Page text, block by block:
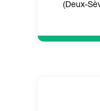
(Deux-